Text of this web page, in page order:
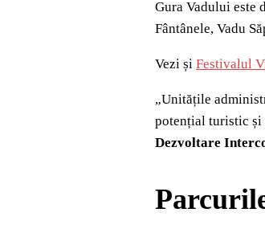
Gura Vadului este
Fântânele, Vadu
Vezi șiFestivalul
„Unitățile
potențial turistic și
Dezvoltare